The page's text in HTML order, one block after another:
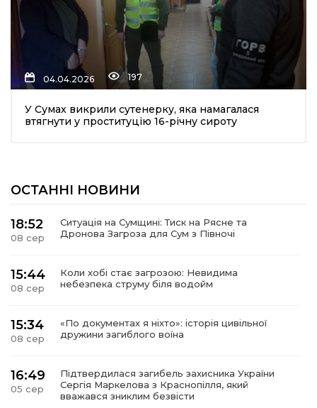
04.04.2026 197
У Сумах викрили сутенерку, яка намагалася
втягнути у проституцію 16-річну сироту
ОСТАННІ НОВИНИ
18:52
08 сер
Ситуація на Сумщині: Тиск на Рясне та
Дронова Загроза для Сум з Півночі
15:44
08 сер
Коли хобі стає загрозою: Невидима
небезпека струму біля водойм
15:34
08 сер
«По документах я ніхто»: історія цивільної
дружини загиблого воїна
16:49
05 сер
Підтвердилася загибель захисника України
Сергія Маркелова з Краснопілля, який
вважався зниклим безвісти